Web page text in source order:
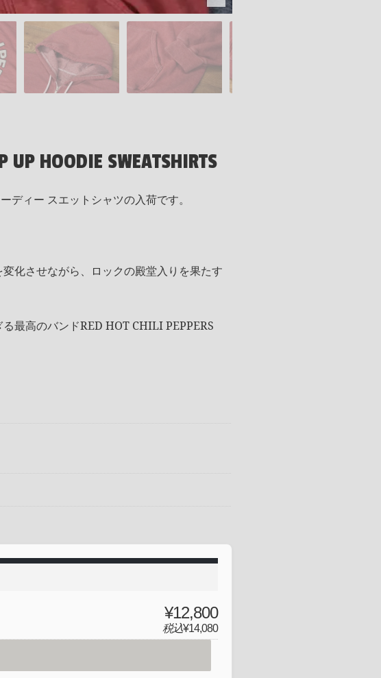
UP HOODIE SWEATSHIRTS
ディー スエットシャツの入荷です。
化させながら、ロックの殿堂入りを果たす
最高のバンドRED HOT CHILI PEPPERS
¥12,800
税込¥14,080